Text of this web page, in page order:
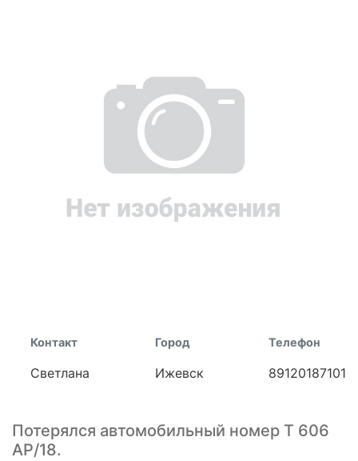
Контакт
Светлана
Город
Ижевск
Телефон
89120187101
Потерялся автомобильный номер Т 606
АР/18.